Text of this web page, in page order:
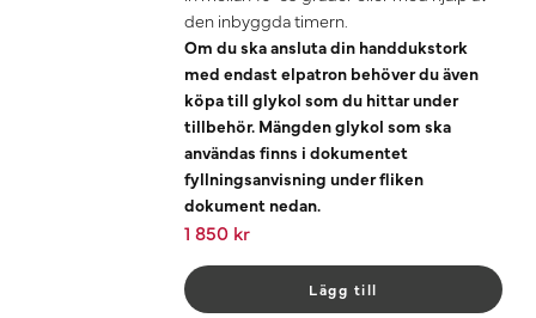
den inbyggda timern.
Om du ska ansluta din handdukstork
med endast elpatron behöver du även
köpa till glykol som du hittar under
tillbehör. Mängden glykol som ska
användas finns i dokumentet
fyllningsanvisning under fliken
dokument nedan.
1 850 kr
Lägg till